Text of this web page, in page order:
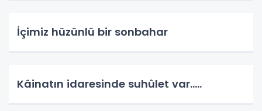
İçimiz hüzünlü bir sonbahar
Kâinatın idaresinde suhûlet var…..